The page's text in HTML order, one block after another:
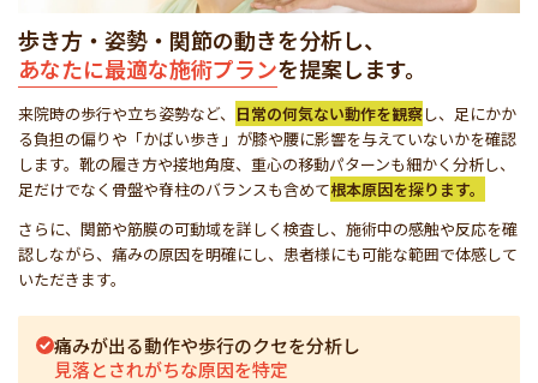
歩き方・姿勢・関節の動きを分析し、
あなたに最適な施術プランを提案します。
来院時の歩行や立ち姿勢など、 日常の何気ない動作を観察し、足にかか
る負担の偏りや「かばい歩き」が膝や腰に影響を与えていないかを確認
します。靴の履き方や接地角度、重心の移動パターンも細かく分析し、
足だけでなく骨盤や脊柱のバランスも含めて根本原因を探ります。
さらに、関節や筋膜の可動域を詳しく検査し、施術中の感触や反応を確
認しながら、痛みの原因を明確にし、患者様にも可能な範囲で体感して
いただきます。
痛みが出る動作や歩行のクセを分析し
見落とされがちな原因を特定